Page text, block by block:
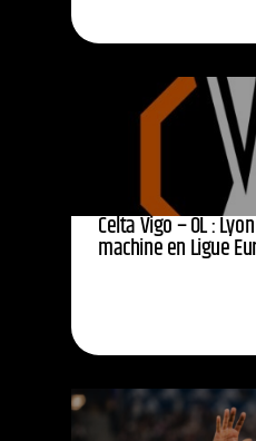
Celta Vigo – OL :
machine en Ligue